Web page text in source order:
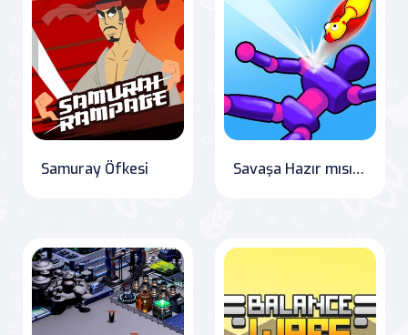
Samuray Öfkesi Savaşa Hazır mısın? - Knock Rush